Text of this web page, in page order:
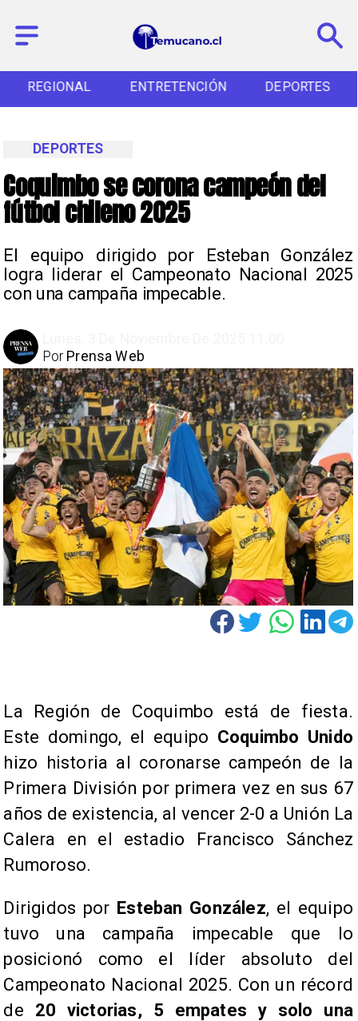
REGIONAL ENTRETENCIÓN DEPORTES
Coquimbo se corona campeón del
fútbol chileno 2025
El equipo dirigido por Esteban González
logra liderar el Campeonato Nacional 2025
con una campaña impecable.
DEPORTES
Prensa Web
Por
La Región de Coquimbo está de fiesta.
Este domingo, el equipo Coquimbo Unido
hizo historia al coronarse campeón de la
Primera División por primera vez en sus 67
años de existencia, al vencer 2-0 a Unión La
Calera en el estadio Francisco Sánchez
Rumoroso.
Dirigidos por Esteban González, el equipo
tuvo una campaña impecable que lo
posicionó como el líder absoluto del
Campeonato Nacional 2025. Con un récord
de 20 victorias, 5 empates y solo una